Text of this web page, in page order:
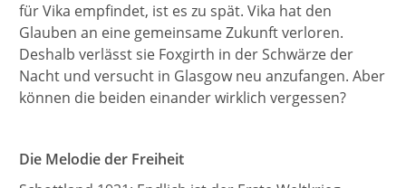
für Vika empfindet, ist es zu spät. Vika hat den
Glauben an eine gemeinsame Zukunft verloren.
Deshalb verlässt sie Foxgirth in der Schwärze der
Nacht und versucht in Glasgow neu anzufangen. Aber
können die beiden einander wirklich vergessen?
Die Melodie der Freiheit